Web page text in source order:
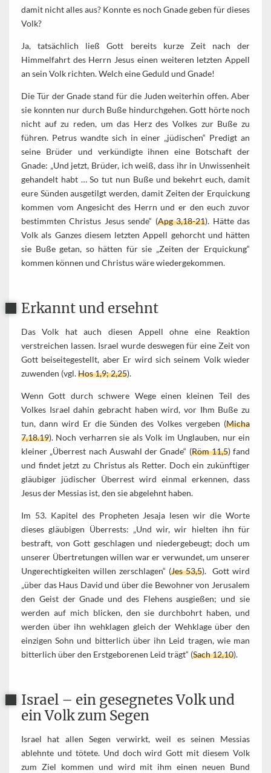
damit nicht alles aus? Konnte es noch Gnade geben für dieses
Volk?
Ja, tatsächlich ließ Gott bereits kurze Zeit nach der
Himmelfahrt des Herrn Jesus einen weiteren letzten Appell
an sein Volk richten. Welch eine Geduld und Gnade!
Die Tür der Gnade stand für die Juden weiterhin offen. Aber
sie konnten nur durch Buße hindurchgehen. Gott hörte noch
nicht auf zu reden, um das Herz des Volkes zur Buße zu
führen. Petrus wandte sich in einer „jüdischen“ Predigt an
seine Brüder und verkündigte ihnen eine Botschaft der
Gnade: „Und jetzt, Brüder, ich weiß, dass ihr in Unwissenheit
gehandelt habt … So tut nun Buße und bekehrt euch, damit
eure Sünden ausgetilgt werden, damit Zeiten der Erquickung
kommen vom Angesicht des Herrn und er den euch zuvor
bestimmten Christus Jesus sende“ (Apg 3,18-21). Hätte das
Volk als Ganzes diesem letzten Appell gehorcht und hätten
sie Buße getan, so hätten für sie „Zeiten der Erquickung“
kommen können und Christus wäre wiedergekommen.
Erkannt und ersehnt
Das Volk hat auch diesen Appell ohne eine Reaktion
verstreichen lassen. Israel wurde deswegen für eine Zeit von
Gott beiseitegestellt, aber Er wird sich seinem Volk wieder
zuwenden (vgl.Hos 1,9; 2,25).
Wenn Gott durch schwere Wege einen kleinen Teil des
Volkes Israel dahin gebracht haben wird, vor Ihm Buße zu
tun, dann wird Er die Sünden des Volkes vergeben (Micha
7,18.19). Noch verharren sie als Volk im Unglauben, nur ein
kleiner „Überrest nach Auswahl der Gnade“ (Röm 11,5) fand
und findet jetzt zu Christus als Retter. Doch ein zukünftiger
gläubiger jüdischer Überrest wird einmal erkennen, dass
Jesus der Messias ist, den sie abgelehnt haben.
Im 53. Kapitel des Propheten Jesaja lesen wir die Worte
dieses gläubigen Überrests: „Und wir, wir hielten ihn für
bestraft, von Gott geschlagen und niedergebeugt; doch um
unserer Übertretungen willen war er verwundet, um unserer
Ungerechtigkeiten willen zerschlagen“ (Jes 53,5). Gott wird
„über das Haus David und über die Bewohner von Jerusalem
den Geist der Gnade und des Flehens ausgießen; und sie
werden auf mich blicken, den sie durchbohrt haben, und
werden über ihn wehklagen gleich der Wehklage über den
einzigen Sohn und bitterlich über ihn Leid tragen, wie man
bitterlich über den Erstgeborenen Leid trägt“ (Sach 12,10).
Israel – ein gesegnetes Volk und
ein Volk zum Segen
Israel hat allen Segen verwirkt, weil es seinen Messias
ablehnte und tötete. Und doch wird Gott mit diesem Volk
zum Ziel kommen und wird mit ihm einen neuen Bund